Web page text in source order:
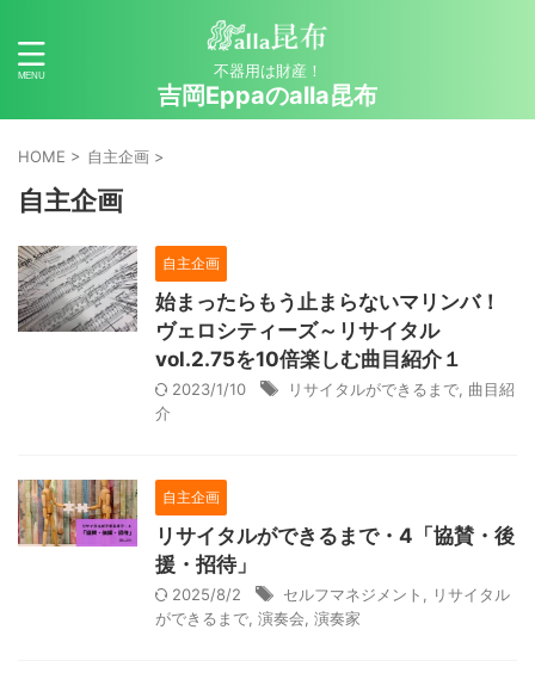
不器用は財産！
吉岡Eppaのalla昆布
HOME > 自主企画 >
自主企画
自主企画
始まったらもう止まらないマリンバ！
ヴェロシティーズ～リサイタル
vol.2.75を10倍楽しむ曲目紹介１
2023/1/10 リサイタルができるまで 曲目紹
介
自主企画
リサイタルができるまで・4「協賛・後
援・招待」
2025/8/2 セルフマネジメント
リサイタル
ができるまで 演奏会 演奏家